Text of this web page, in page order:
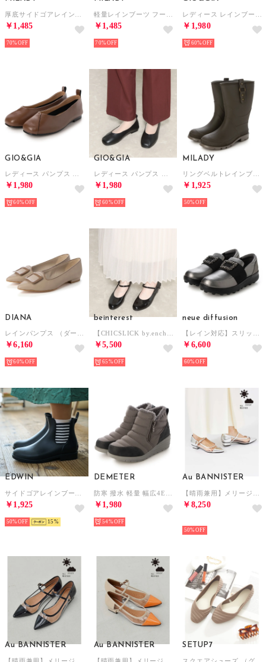
￥1,485
70%
￥1,485
70%
￥1,980
60%
GIO&GIA
￥1,980
60%
GIO&GIA
￥1,980
60%
MILADY
￥1,925
50%
DIANA
￥6,160
60%
beinterest
￥5,500
65%
neue diffusion
￥6,600
60%
EDWIN
￥1,925
50% 15
DEMETER
￥1,980
54%
Au BANNISTER
￥8,250
50%
Au BANNISTER Au BANNISTER SETUP7